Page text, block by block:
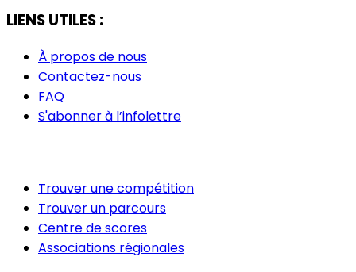
LIENS UTILES :
À propos de nous
Contactez-nous
FAQ
S'abonner à l’infolettre
Trouver une compétition
Trouver un parcours
Centre de scores
Associations régionales